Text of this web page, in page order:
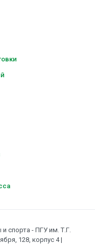
спорта - ПГУ им. Т.Г.
128, корпус 4 |